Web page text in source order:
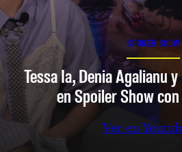
SPOILER SHOW
Tessa Ia, Denia Agalianu
en Spoiler Show
Ver en